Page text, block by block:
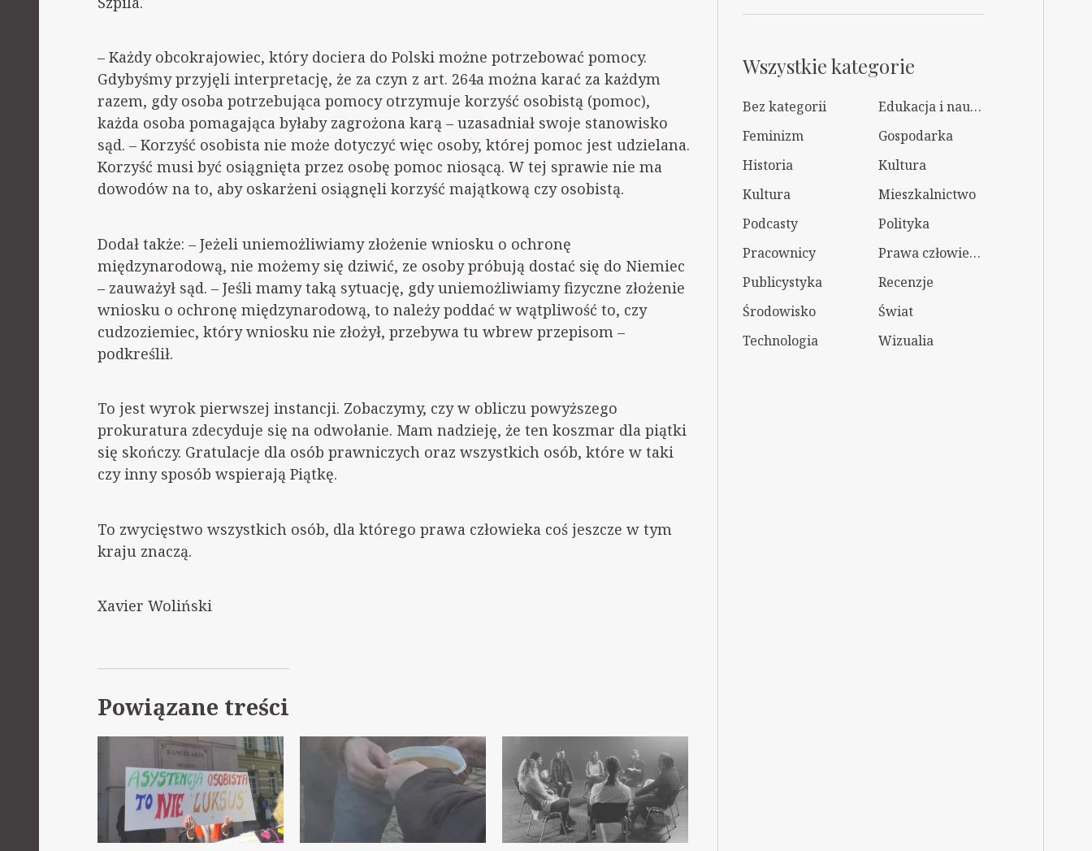
– Każdy obcokrajowiec, który dociera do Polski możne potrzebować pomocy.
Gdybyśmy przyjęli interpretację, że za czyn z art. 264a można karać za każdym
razem, gdy osoba potrzebująca pomocy otrzymuje korzyść osobistą (pomoc),
każda osoba pomagająca byłaby zagrożona karą – uzasadniał swoje stanowisko
sąd. – Korzyść osobista nie może dotyczyć więc osoby, której pomoc jest udzielana.
Korzyść musi być osiągnięta przez osobę pomoc niosącą. W tej sprawie nie ma
dowodów na to, aby oskarżeni osiągnęli korzyść majątkową czy osobistą.
Dodał także: – Jeżeli uniemożliwiamy złożenie wniosku o ochronę
międzynarodową, nie możemy się dziwić, ze osoby próbują dostać się do Niemiec
– zauważył sąd. – Jeśli mamy taką sytuację, gdy uniemożliwiamy fizyczne złożenie
wniosku o ochronę międzynarodową, to należy poddać w wątpliwość to, czy
cudzoziemiec, który wniosku nie złożył, przebywa tu wbrew przepisom –
podkreślił.
To jest wyrok pierwszej instancji. Zobaczymy, czy w obliczu powyższego
prokuratura zdecyduje się na odwołanie. Mam nadzieję, że ten koszmar dla piątki
się skończy. Gratulacje dla osób prawniczych oraz wszystkich osób, które w taki
czy inny sposób wspierają Piątkę.
To zwycięstwo wszystkich osób, dla którego prawa człowieka coś jeszcze w tym
kraju znaczą.
Xavier Woliński
Powiązane treści
Wszystkie kategorie
Bez kategorii
Edukacja i nauka
Feminizm
Gospodarka
Historia
Kultura
Kultura
Mieszkalnictwo
Podcasty
Polityka
Pracownicy
Prawa człowieka
Publicystyka
Recenzje
Środowisko
Świat
Technologia
Wizualia